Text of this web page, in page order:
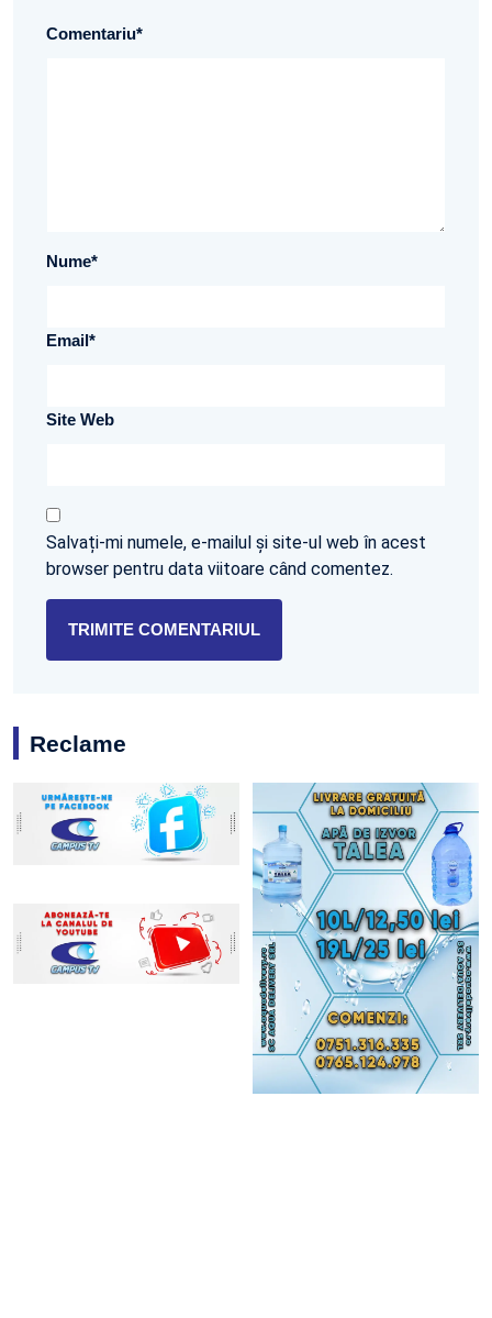
Comentariu*
Nume*
Email*
Site Web
Salvați-mi numele, e-mailul și site-ul web în acest
browser pentru data viitoare când comentez.
Reclame